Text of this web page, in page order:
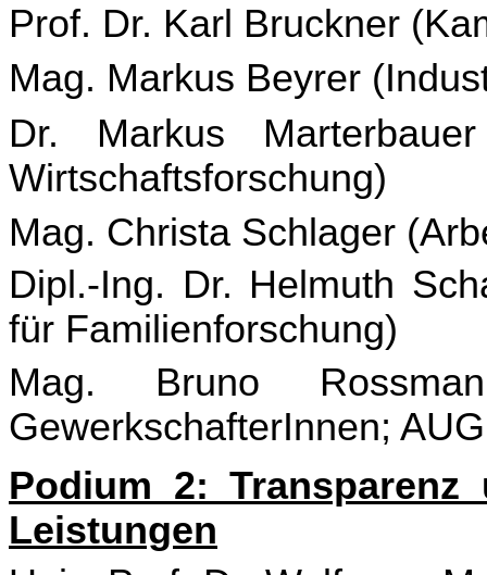
Prof. Dr. Karl Bruckner
Mag. Markus Beyrer
Dr. Markus
Wirtschaftsforschung)
Mag. Christa Schlager
Dipl.-Ing. Dr. Helmuth
für Familienforschung)
Mag. Bruno
GewerkschafterInnen;
Podium 2:
Leistungen